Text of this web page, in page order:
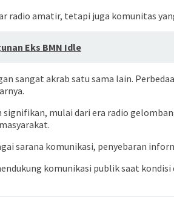
radio amatir, tetapi juga komunitas
Eks BMN Idle
sangat akrab satu sama lain.
mulai dari era radio
sarana komunikasi, penyebaran
komunikasi publik saat